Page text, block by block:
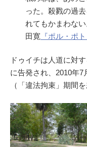
った。殺戮の過
れてもかまわな
田寛 『ポル・ポ
ドゥイチは人道に対
に告発され、2010年7
（「違法拘束」期間